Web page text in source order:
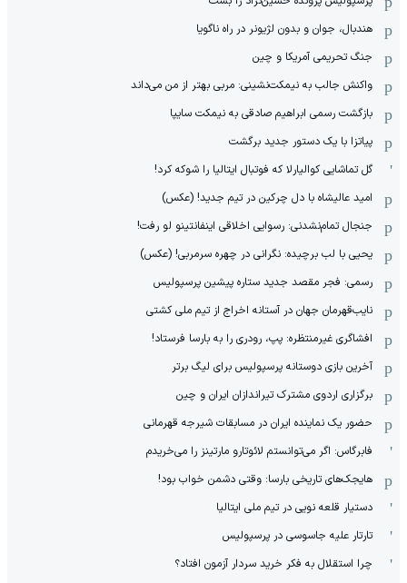
هندبال، جوان و بدون لژیونر در راه ناگویا
جنگ تحریمی آمریکا و چین
واکنش جالب به نیمکت‌نشینی: مربی بهتر از من می‌داند
بازگشت رسمی ابراهیم صادقی به نیمکت سایپا
پیاتزا با یک دستور جدید برگشت
گل تماشایی کوالیارلا که فوتبال ایتالیا را شوکه کرد!
امید عالیشاه با دل چرکین در تیم جدید! (عکس)
جنجال تمام‌نشدنی:‌ رسوایی اخلاقی اینفانتینو لو رفت!
یحیی با لب برچیده: نگرانی در چهره سرمربی! (عکس)
رسمی: فجر مقصد جدید ستاره پیشین پرسپولیس
نایب‌قهرمان جهان در آستانه اخراج از تیم ملی کشتی
افشاگری غیرمنتظره: پپ، رودری را به بارسا فرستاد!
آخرین بازی دوستانه پرسپولیس برای لیگ برتر
برگزاری اردوی مشترک تیراندازان ایران و چین
حضور یک نماینده ایران در مسابقات شیرجه قهرمانی
فابرگاس: اگر می‌توانستم لائوتارو مارتینز را می‌خریدم
هایجک‌های تاریخی بارسا: وقتی دشمن خواب بود!
دستیار قلعه نویی در تیم ملی ایتالیا
تارتار علیه جاسوسی در پرسپولیس
چرا استقلال به فکر خرید سردار آزمون افتاد؟